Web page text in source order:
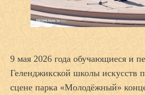
9 мая 2026 года обучающиеся и
Геленджикской школы искусств
сцене парка «Молодёжный»